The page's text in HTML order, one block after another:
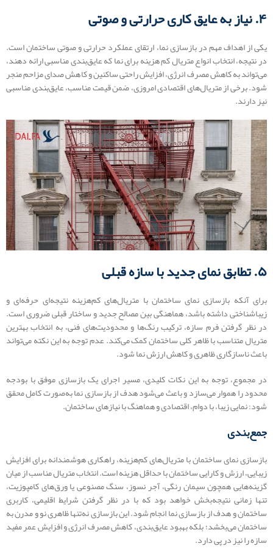
۴. نیاز به عایق‌ کاری حرارتی و صوتی
یکی از اهداف مهم در بازسازی نما، ارتقای عملکرد حرارتی و صوتی ساختمان است.
در نتیجه، انتخاب انواع متریال کم هزینه برای نما که عایق‌بندی مناسبی ارائه دهند،
می‌تواند به کاهش مصرف انرژی، افزایش راحتی ساکنین و کاهش صدای مزاحم منجر
شود. برخی از متریال‌های اقتصادی امروزی، ضمن قیمت مناسب، عایق‌بندی مناسبی
نیز دارند.
۵. تطابق نمای جدید با سازه قبلی
برای آنکه بازسازی نمای ساختمان با متریال‌های کم‌هزینه نتیجه‌ای حرفه‌ای و
زیباشناختی داشته باشد، هماهنگی بین مصالح جدید و ساختار قبلی ضروری است.
در نظر گرفتن فرم سازه، ترکیب رنگ‌ها و محدودیت‌های فنی، به انتخاب بهترین
متریال متناسب با ظاهر کلی ساختمان کمک می‌کند. عدم توجه به این نکته می‌تواند
باعث ناسازگاری ظاهری و کاهش ارزش نما شود.
در مجموع، توجه به این نکات کلیدی، مسیر اجرای یک بازسازی موفق با بودجه
محدود را هموار می‌سازد و باعث می‌شود هدف از بازسازی نما به‌صورت کامل محقق
شود: نمایی زیبا، با دوام، اقتصادی و هماهنگ با نیازهای ساختمان.
جمع‌بندی
بازسازی نمای ساختمان با متریال‌های کم‌هزینه، راهکاری هوشمندانه برای افزایش
زیبایی، ارزش و کارایی ساختمان با حداقل هزینه است. انتخاب متریال مناسب از میان
گزینه‌هایی همچون سیمان رنگی، آجر نسوز، سنگ مصنوعی یا ورق‌های کامپوزیت،
تنها زمانی نتیجه‌بخش خواهد بود که با در نظر گرفتن شرایط اقلیمی، کاربری
ساختمان و هدف از بازسازی نما انجام شود. این بازسازی نه‌تنها ظاهری نو و مدرن به
ساختمان می‌بخشد؛ بلکه بهبود عایق‌بندی، کاهش مصرف انرژی و افزایش عمر مفید
سازه را نیز در پی دارد.